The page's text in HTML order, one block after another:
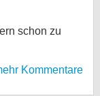
schon zu
Kommentare